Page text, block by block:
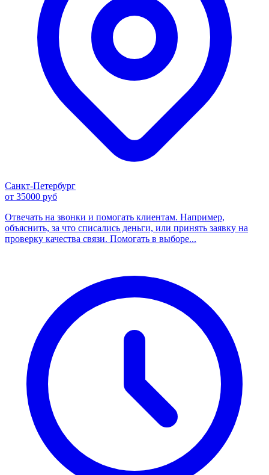
Санкт-Петербург
от 35000 руб
Отвечать на звонки и помогать клиентам. Например,
объяснить, за что списались деньги, или принять заявку на
проверку качества связи. Помогать в выборе...